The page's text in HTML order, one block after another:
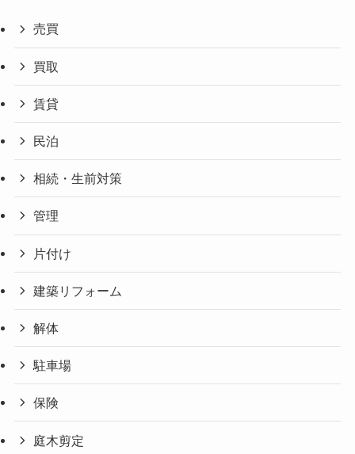
売買
買取
賃貸
民泊
相続・生前対策
管理
片付け
建築リフォーム
解体
駐車場
保険
庭木剪定